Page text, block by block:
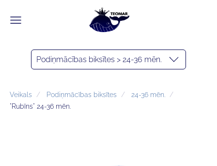
Podiņmācības biksītes > 24-36 mēn.
Veikals Podiņmācības biksītes
24-36 mēn.
"Rubīns" 24-36 mēn.